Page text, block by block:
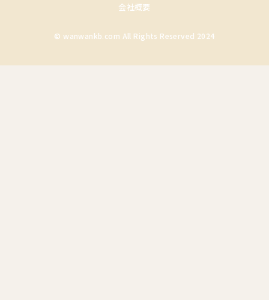
会社概要
© wanwankb.com All Rights Reserved 2024